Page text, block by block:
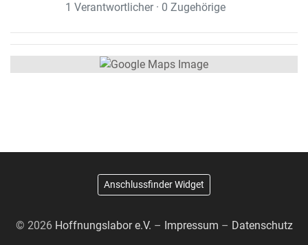
1 Verantwortlicher · 0 Zugehörige
Anschlussfinder Widget
© 2026 Hoffnungslabor e.V. – Impressum – Datenschutz